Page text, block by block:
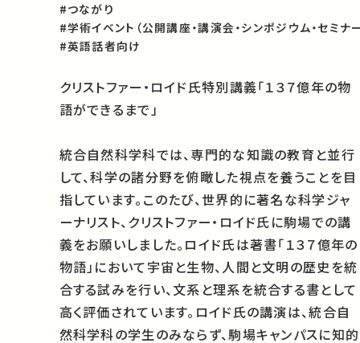
#つながり
#学術イベント（公開講座・講演会・シンポジウム・セミナ
#英語話者向け
クリストファー・ロイド氏特別講義「１３７億年の物
語ができるまで」
統合自然科学科では、専門的な知識の教育と並行
して、科学の諸分野を俯瞰した視点を養うことを目
指しています。このたび、世界的に著名な科学ジャ
ーナリスト、クリストファー・ロイド氏に駒場での講
義をお願いしました。ロイド氏は著書「１３７億年の
物語」において宇宙と生物、人間と文明の歴史を統
合する試みを行い、文系と理系を統合する書として
高く評価されています。ロイド氏の講演は、統合自
然科学科の学生のみならず、駒場キャンパスに知的